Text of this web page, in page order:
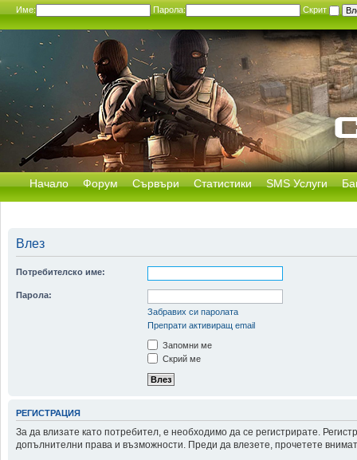
Име: Парола: Скрит
Начало Форум Сървъри Статистики SMS Услуги
Влез
Потребителско име:
Парола:
Забравих си паролата
Препрати активиращ email
Запомни ме
Скрий ме
РЕГИСТРАЦИЯ
За да влизате като потребител, е необходимо да се регистрирате.
допълнителни права и възможности. Преди да влезете, прочетете